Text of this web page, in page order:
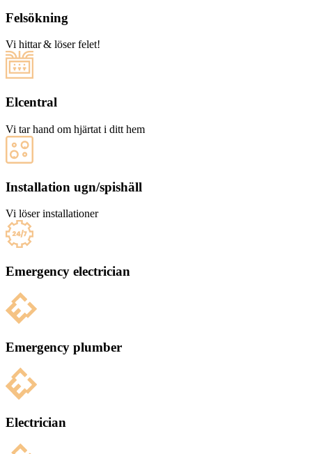
Felsökning
Vi hittar & löser felet!
Elcentral
Vi tar hand om hjärtat i ditt hem
Installation ugn/spishäll
Vi löser installationer
Emergency electrician
Emergency plumber
Electrician